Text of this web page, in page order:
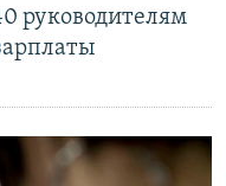
руководителям